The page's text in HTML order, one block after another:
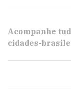
Acompanhe
cidades-